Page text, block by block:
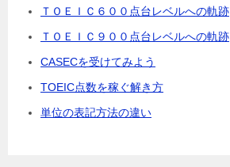
ＴＯＥＩＣ６００点台レベルへの軌跡
ＴＯＥＩＣ９００点台レベルへの軌跡
CASECを受けてみよう
TOEIC点数を稼ぐ解き方
単位の表記方法の違い